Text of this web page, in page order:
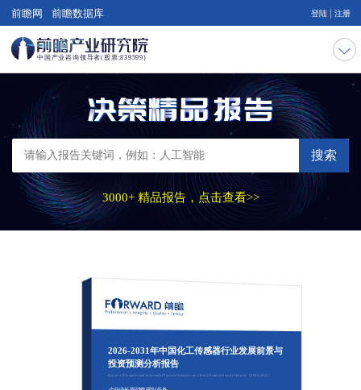
前瞻网 前瞻数据库 登陆 注册
搜索
3000+ 精品报告，点击查看>>
2026-2031年中国化工传感器行业发展前景与
投资预测分析报告
Report of Prospects and Investment Forecast Analysis on China Chemical Sensor Industry（2026-2031）